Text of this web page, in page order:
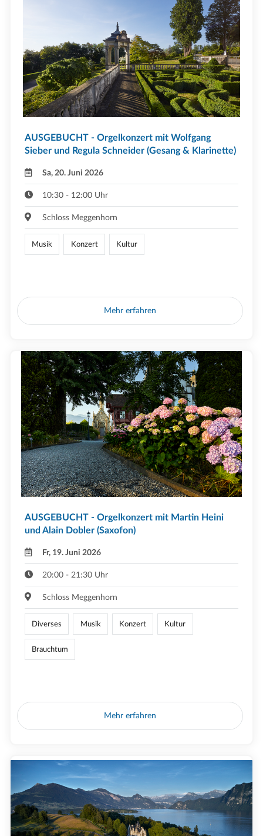
AUSGEBUCHT - Orgelkonzert mit Wolfgang
Sieber und Regula Schneider (Gesang & Klarinette)
Sa, 20. Juni 2026
10:30 - 12:00 Uhr
Schloss Meggenhorn
Musik Konzert Kultur
Mehr erfahren
AUSGEBUCHT - Orgelkonzert mit Martin Heini
und Alain Dobler (Saxofon)
Fr, 19. Juni 2026
20:00 - 21:30 Uhr
Schloss Meggenhorn
Diverses Musik Konzert Kultur
Brauchtum
Mehr erfahren